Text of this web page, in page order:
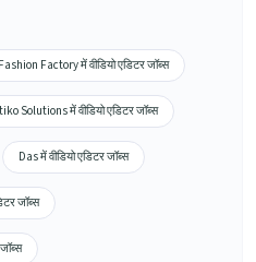
Fashion Factory में वीडियो एडिटर जॉब्स
Solutions में वीडियो एडिटर जॉब्स
Das में वीडियो एडिटर जॉब्स
जॉब्स